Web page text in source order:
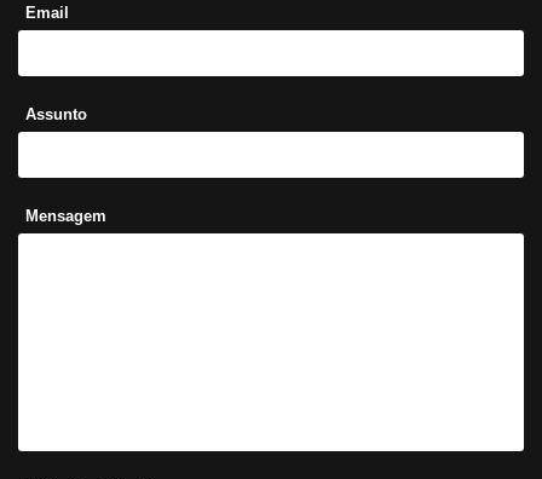
Email
Assunto
Mensagem